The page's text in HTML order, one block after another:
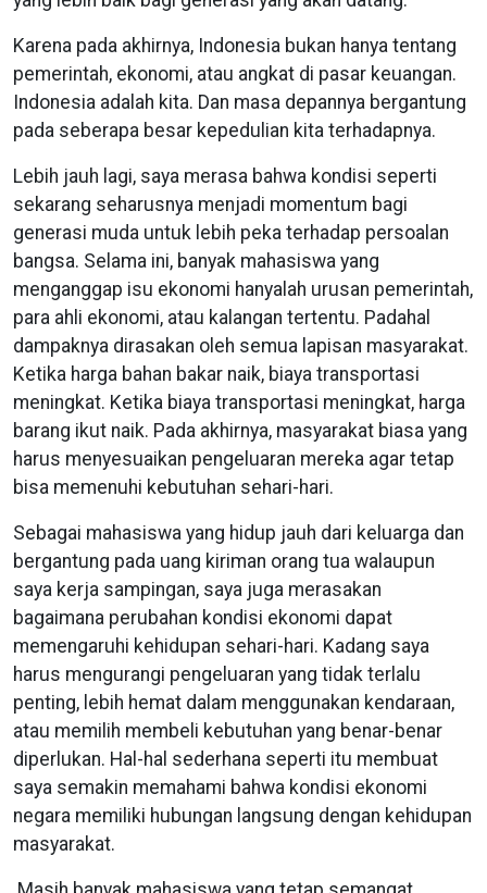
Karena pada akhirnya, Indonesia bukan hanya tentang
pemerintah, ekonomi, atau angkat di pasar keuangan.
Indonesia adalah kita. Dan masa depannya bergantung
pada seberapa besar kepedulian kita terhadapnya.
Lebih jauh lagi, saya merasa bahwa kondisi seperti
sekarang seharusnya menjadi momentum bagi
generasi muda untuk lebih peka terhadap persoalan
bangsa. Selama ini, banyak mahasiswa yang
menganggap isu ekonomi hanyalah urusan pemerintah,
para ahli ekonomi, atau kalangan tertentu. Padahal
dampaknya dirasakan oleh semua lapisan masyarakat.
Ketika harga bahan bakar naik, biaya transportasi
meningkat. Ketika biaya transportasi meningkat, harga
barang ikut naik. Pada akhirnya, masyarakat biasa yang
harus menyesuaikan pengeluaran mereka agar tetap
bisa memenuhi kebutuhan sehari-hari.
Sebagai mahasiswa yang hidup jauh dari keluarga dan
bergantung pada uang kiriman orang tua walaupun
saya kerja sampingan, saya juga merasakan
bagaimana perubahan kondisi ekonomi dapat
memengaruhi kehidupan sehari-hari. Kadang saya
harus mengurangi pengeluaran yang tidak terlalu
penting, lebih hemat dalam menggunakan kendaraan,
atau memilih membeli kebutuhan yang benar-benar
diperlukan. Hal-hal sederhana seperti itu membuat
saya semakin memahami bahwa kondisi ekonomi
negara memiliki hubungan langsung dengan kehidupan
masyarakat.